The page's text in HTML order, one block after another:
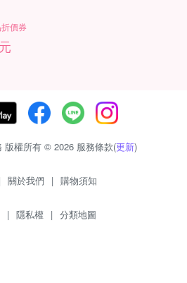
價券
版權所有 © 2026 服務條款(更新)
關於我們 | 購物須知
| 隱私權 | 分類地圖